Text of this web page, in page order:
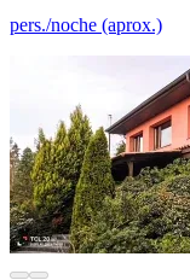
pers./noche (aprox.)